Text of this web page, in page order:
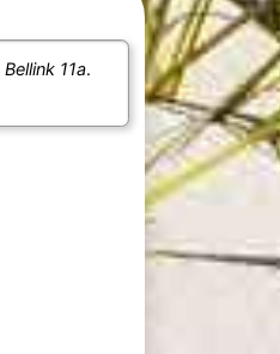
Bellink 11a.